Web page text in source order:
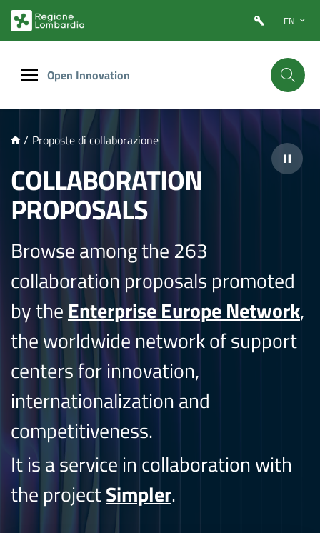
PRINCIPALE
EN
Open Innovation
/ Proposte di collaborazione
COLLABORATION
PROPOSALS
Browse among the 263
collaboration proposals promoted
by the Enterprise Europe Network,
the worldwide network of support
centers for innovation,
internationalization and
competitiveness.
It is a service in collaboration with
the projectSimpler.